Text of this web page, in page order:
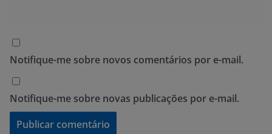
Notifique-me sobre novos comentários por e-mail.
Notifique-me sobre novas publicações por e-mail.